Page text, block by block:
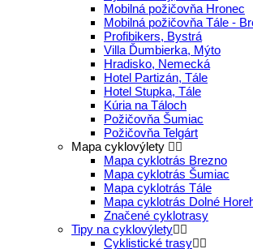
Mobilná požičovňa Hronec
Mobilná požičovňa Tále -
Profibikers, Bystrá
Villa Ďumbierka, Mýto
Hradisko, Nemecká
Hotel Partizán, Tále
Hotel Stupka, Tále
Kúria na Táloch
Požičovňa Šumiac
Požičovňa Telgárt
Mapa cyklovýlety
Mapa cyklotrás Brezno
Mapa cyklotrás Šumiac
Mapa cyklotrás Tále
Mapa cyklotrás Dolné
Značené cyklotrasy
Tipy na cyklovýlety
Cyklistické trasy